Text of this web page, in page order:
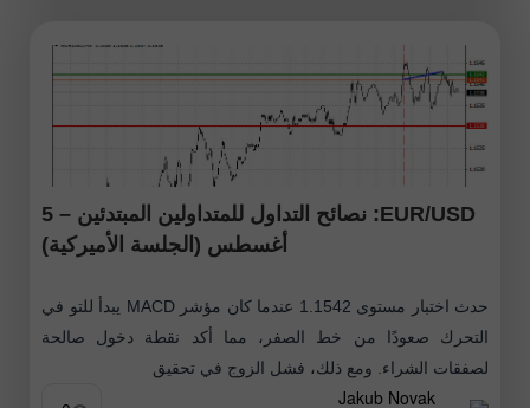
EUR/USD: نصائح التداول للمتداولين المبتدئين – 5
أغسطس (الجلسة الأميركية)
حدث اختبار مستوى 1.1542 عندما كان مؤشر MACD يبدأ للتو في
التحرك صعودًا من خط الصفر، مما أكد نقطة دخول صالحة
لصفقات الشراء. ومع ذلك، فشل الزوج في تحقيق
Jakub Novak